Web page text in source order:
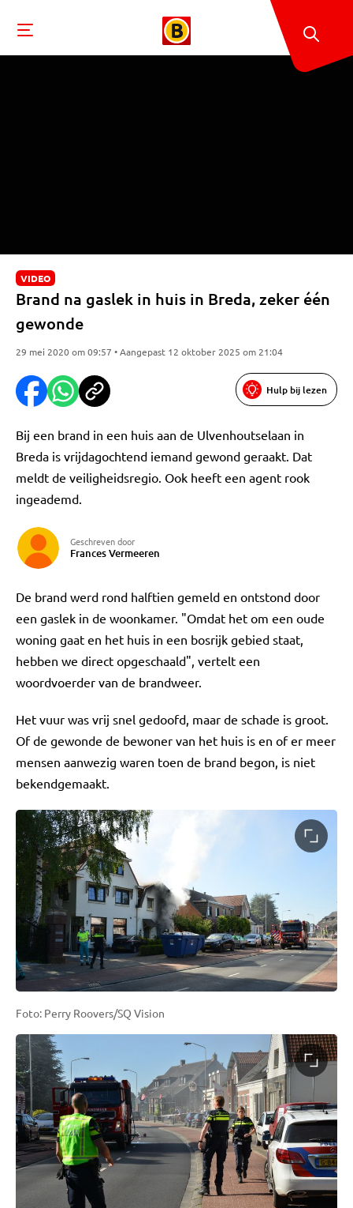
VIDEO
Brand na gaslek in huis in Breda, zeker één
gewonde
29 mei 2020 om 09:57 • Aangepast 12 oktober 2025 om 21:04
Hulp bij lezen
Bij een brand in een huis aan de Ulvenhoutselaan in
Breda is vrijdagochtend iemand gewond geraakt. Dat
meldt de veiligheidsregio. Ook heeft een agent rook
ingeademd.
Geschreven door
Frances Vermeeren
De brand werd rond halftien gemeld en ontstond door
een gaslek in de woonkamer. "Omdat het om een oude
woning gaat en het huis in een bosrijk gebied staat,
hebben we direct opgeschaald", vertelt een
woordvoerder van de brandweer.
Het vuur was vrij snel gedoofd, maar de schade is groot.
Of de gewonde de bewoner van het huis is en of er meer
mensen aanwezig waren toen de brand begon, is niet
bekendgemaakt.
Foto: Perry Roovers/SQ Vision